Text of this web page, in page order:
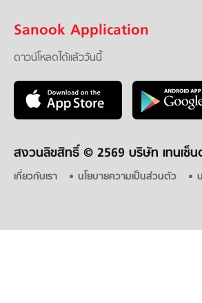
Sanook Application
ดาวน์โหลดได้แล้ววันนี้
สงวนลิขสิทธิ์ © 2569 บริษัท เทนเซ็
เกี่ยวกับเรา นโยบายความเป็นส่วนตัว